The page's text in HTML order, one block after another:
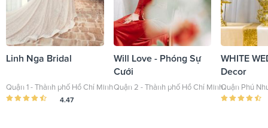
Linh Nga Bridal
Quận 1 - Thành phố Hồ Chí Minh
4.47
Will Love - Phóng Sự
Cưới
Quận 2 - Thành phố Hồ Chí Minh
WHITE
Decor
Quận Phú